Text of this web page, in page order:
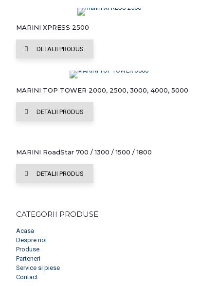
MARINI XPRESS 2500
DETALII PRODUS
MARINI TOP TOWER 2000, 2500, 3000, 4000, 5000
DETALII PRODUS
MARINI RoadStar 700 / 1300 / 1500 / 1800
DETALII PRODUS
CATEGORII PRODUSE
Acasa
Despre noi
Produse
Parteneri
Service si piese
Contact